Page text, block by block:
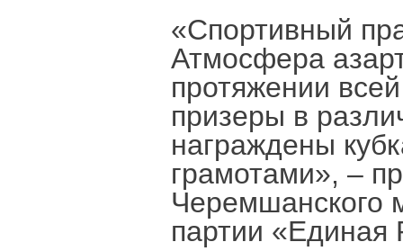
«Спортивный
Атмосфера
протяжении
призеры в
награждены
грамотами», –
Черемшанского
партии «Единая